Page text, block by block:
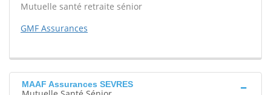
Mutuelle santé retraite sénior
GMF Assurances
MAAF Assurances SEVRES